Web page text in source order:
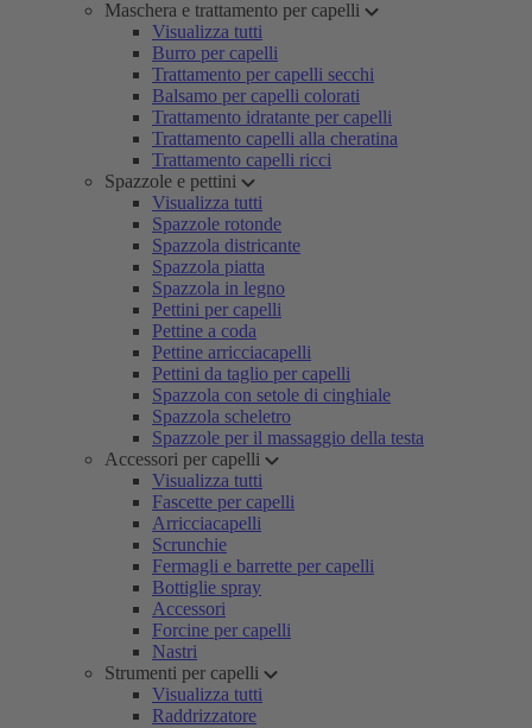
Maschera e trattamento per capelli
Visualizza tutti
Burro per capelli
Trattamento per capelli secchi
Balsamo per capelli colorati
Trattamento idratante per capelli
Trattamento capelli alla cheratina
Trattamento capelli ricci
Spazzole e pettini
Visualizza tutti
Spazzole rotonde
Spazzola districante
Spazzola piatta
Spazzola in legno
Pettini per capelli
Pettine a coda
Pettine arricciacapelli
Pettini da taglio per capelli
Spazzola con setole di cinghiale
Spazzola scheletro
Spazzole per il massaggio della testa
Accessori per capelli
Visualizza tutti
Fascette per capelli
Arricciacapelli
Scrunchie
Fermagli e barrette per capelli
Bottiglie spray
Accessori
Forcine per capelli
Nastri
Strumenti per capelli
Visualizza tutti
Raddrizzatore